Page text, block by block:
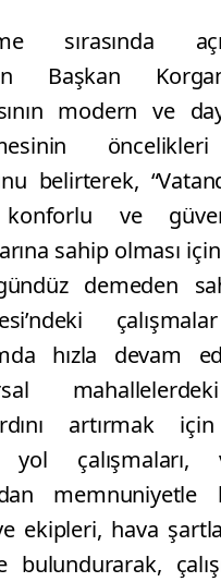
sırasında
Başkan
modern ve
belirterek,
ve
sahip olması
demeden
hızla devam
artırmak
çalışmaları,
memnuniyetle
ekipleri, hava
bulundurarak,